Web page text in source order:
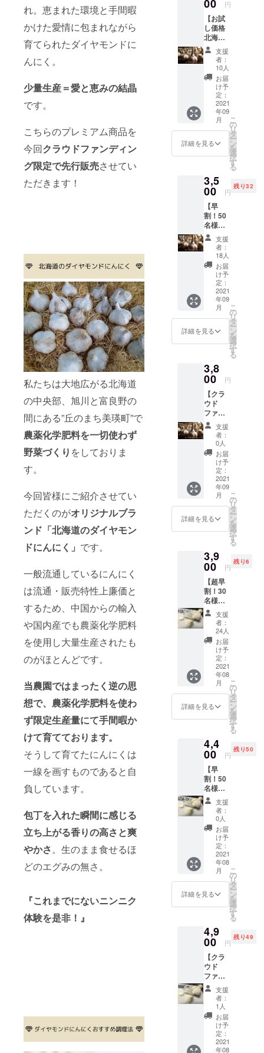
れ。恵まれた環境と手間暇
かけた愛情に包まれながら
育てられたダイヤモンドに
んにく。
少量生産＝愛と恵みの結晶
です。
こちらのプレミアム商品を
今回クラウドファンディン
グ限定で先行販売させてい
ただきます！
私たちは大地広がる北海道
の中央部、旭川と富良野の
間にある”丘のまち美瑛町”で
農薬化学肥料を一切使わず
野菜づくり をしておりま
す。
今回皆様にご紹介させてい
ただくのがオリジナルブラ
ンド「北海道のダイヤモン
ドにんにく」 です。
一般流通しているにんにく
は流通・販売特性上廉価と
するため、中国からの輸入
や国内産でも農薬化学肥料
を使用し大量生産されたも
のがほとんどです。
当農園ではまったく逆の思
想で、農薬化学肥料を使わ
ず限定生産量にて手間暇か
けて育てております。
そうして育てたにんにくは
一線を画すものであると自
負しています。
包丁を入れた瞬間に感じる
立ち上がる香りの高さと爽
やかさ。生のまま食せるほ
どのエグみの無さ。
『これまでにないニンニク
体験を是非！』
から携わ
り、人生を
通して食産
業・食文化
の改革に取
り組んでい
北海道認定
６次化プラ
ンナー 地
方創生大使
00 円
【お試
し価格
北海道
のダイ
ヤモン
ドにん
にく
500g】
1kgあた
り15-20
玉サイ
ズ混合
でのお
届けと
なりま
す。 ※
の商品
は500g
となり
ます。
支援
者：
10人
お届
け予
定：
2021
年09
月
詳細を見る
こ
の
リ
タ
ー
ン
を
選
択
す
る
3,5
00 円
残り32
【早
割！50
名様限
定 ダイ
ヤモン
ドにん
にく
1kg】
1kgあた
り15-20
玉サイ
ズ混合
でのお
届けと
なりま
す。
支援
者：
18人
お届
け予
定：
2021
年09
月
詳細を見る
こ
の
リ
タ
ー
ン
を
選
択
す
る
3,8
00 円
【クラ
ウド
ファン
ディン
グ割 ダ
イヤモ
ンドに
んにく
1kg】
1kgあた
りにん
にく15-
20玉サ
イズ混
合での
お届け
ます。
支援
者：
0人
お届
け予
定：
2021
年09
月
詳細を見る
こ
の
リ
タ
ー
ン
を
選
択
す
る
3,9
00 円
残り6
【超早
割！30
名様限
定 生ダ
イヤモ
ンドに
んにく
1kg】
通常の
にんに
くは収
穫後乾
燥させ
た後に
出荷さ
れるも
です
が、生
にんに
くは収
穫直後
スグお
届けす
る超フ
レッ
シュな
にんに
くで
す。 産
直だか
らこそ
できる
生にん
もフ
レッ
シュな
爽やか
さがウ
リであ
るダイ
ヤモン
ドにん
にくを
更なる
鮮度で
楽しめ
支援
者：
24人
お届
け予
定：
2021
年08
月
詳細を見る
こ
の
リ
タ
ー
ン
を
選
択
す
る
4,4
00 円
残り50
【早
割！50
名様限
定 生ダ
イヤモ
ンドに
んにく
1kg】
通常の
にんに
くは収
穫後ひ
と月ほ
ど乾燥
させた
後に出
るもの
なので
すが、
生にん
にくは
収穫直
後スグ
お届け
する超
フレッ
シュな
にんに
くで
支援
者：
0人
お届
け予
定：
2021
年08
月
詳細を見る
こ
の
リ
タ
ー
ン
を
選
択
す
る
4,9
00 円
残り49
【クラ
ウド
ファン
ディン
グ割 50
名様限
定 生ダ
イヤモ
ンドに
んにく
支援
者：
1人
お届
け予
定：
2021
年08